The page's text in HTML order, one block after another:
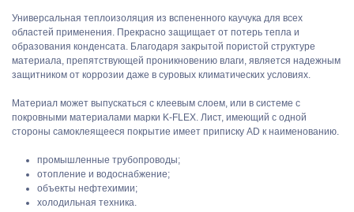
Универсальная теплоизоляция из вспененного каучука для всех
областей применения. Прекрасно защищает от потерь тепла и
образования конденсата. Благодаря закрытой пористой структуре
материала, препятствующей проникновению влаги, является надежным
защитником от коррозии даже в суровых климатических условиях.
Материал может выпускаться с клеевым слоем, или в системе с
покровными материалами марки K-FLEX. Лист, имеющий с одной
стороны самоклеящееся покрытие имеет приписку AD к наименованию.
промышленные трубопроводы;
отопление и водоснабжение;
объекты нефтехимии;
холодильная техника.